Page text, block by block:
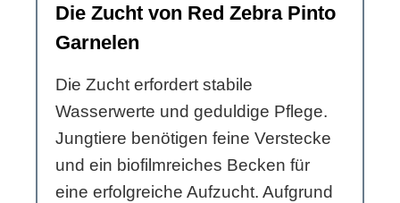
Die Zucht von Red Zebra Pinto
Garnelen
Die Zucht erfordert stabile
Wasserwerte und geduldige Pflege.
Jungtiere benötigen feine Verstecke
und ein biofilmreiches Becken für
eine erfolgreiche Aufzucht. Aufgrund